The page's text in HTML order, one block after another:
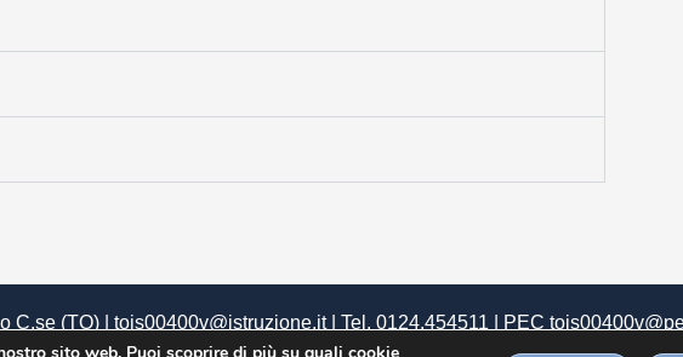
C.se (TO) | tois00400v@istruzione.it | Tel. 0124.454511 | PEC
|U.R.P.|Siti tematici|Privacy|Dichiarazione di Accessibilità|Obiettivi di